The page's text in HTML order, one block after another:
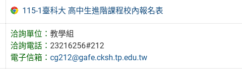
115-1臺科大 高中生進階課程校內報名表
洽詢單位：教學組
洽詢電話：23216256#212
電子信箱：cg212@gafe.cksh.tp.edu.tw